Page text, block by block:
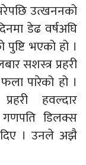
उत्खननको
डेढ वर्षअघि
भएको हो ।
सशस्त्र प्रहरी
पारेको हो ।
हवल्दार
गणपति डिलक्स
। उनले अझै